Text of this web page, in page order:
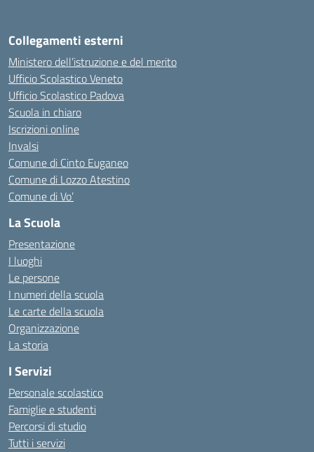
Collegamenti esterni
Ministero dell’istruzione e del merito
Ufficio Scolastico Veneto
Ufficio Scolastico Padova
Scuola in chiaro
Iscrizioni online
Invalsi
Comune di Cinto Euganeo
Comune di Lozzo Atestino
Comune di Vo’
La Scuola
Presentazione
I luoghi
Le persone
I numeri della scuola
Le carte della scuola
Organizzazione
La storia
I Servizi
Personale scolastico
Famiglie e studenti
Percorsi di studio
Tutti i servizi